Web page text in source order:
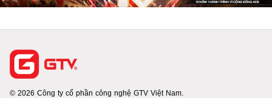
© 2026 Công ty cổ phần công nghệ GTV Việt Nam.